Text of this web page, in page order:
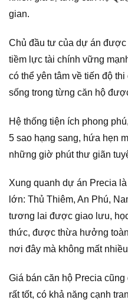
gian.
Chủ đầu tư của dự án được
tiềm lực tài chính vững
có thể yên tâm về tiến độ
sống trong từng căn hộ
Hệ thống tiện ích phong
5 sao hạng sang, hứa hẹn
những giờ phút thư giãn
Xung quanh dự án Precia
lớn: Thủ Thiêm, An Phú,
tương lai được giao lưu,
thức, được thừa hưởng
nơi đây mà không mất
Giá bán căn hộ Precia
rất tốt, có khả năng cạnh